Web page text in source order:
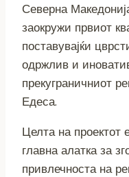
Северна
заокружи првиот
поставувајќи
одржлив и
прекуграничниот
Едеса.
Целта на проектот
главна алатка за
привлечноста на